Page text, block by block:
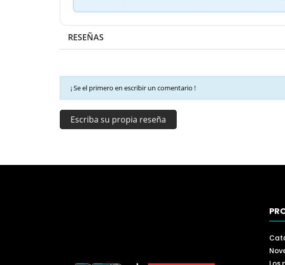
RESEÑAS
¡ Se el primero en escribir un comentario !
Escriba su propia reseña